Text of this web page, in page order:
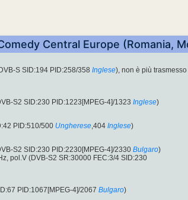
Central Europe (Romania,
S SID:194 PID:258/358 Inglese), non è più trasmesso
S2 SID:230 PID:1223[MPEG-4]/1323 Inglese)
PID:510/500 Ungherese,404 Inglese)
S2 SID:230 PID:2230[MPEG-4]/2330 Bulgaro)
pol.V (DVB-S2 SR:30000 FEC:3/4 SID:230
PID:1067[MPEG-4]/2067 Bulgaro)